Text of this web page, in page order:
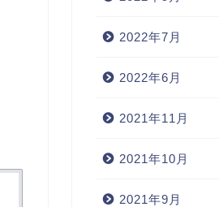
2022年7月
2022年6月
2021年11月
2021年10月
2021年9月